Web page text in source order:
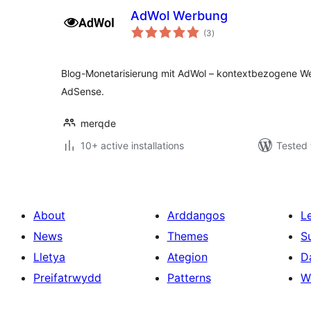
AdWol Werbung
(3total
ratings
)
Blog-Monetarisierung mit AdWol – kontextbezogene
AdSense.
merqde
10+ active installations
Tested
About
News
Lletya
Preifatrwydd
Arddangos
Themes
Ategion
Patterns